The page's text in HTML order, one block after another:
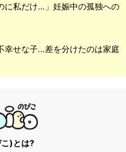
に私だけ…」妊娠中の孤独への
幸せな子…差を分けたのは家庭
)とは?